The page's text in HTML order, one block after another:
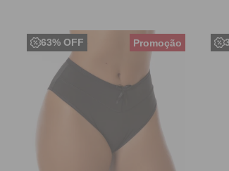
63% OFF